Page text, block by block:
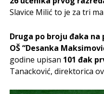
Slavice Milić to je za tri
Druga po broju đaka
OŠ “Desanka
godine upisan 101 đak
Tanacković, direktorica